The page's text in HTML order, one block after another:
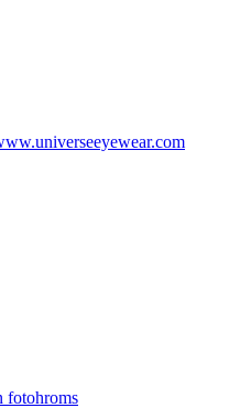
fotohroms